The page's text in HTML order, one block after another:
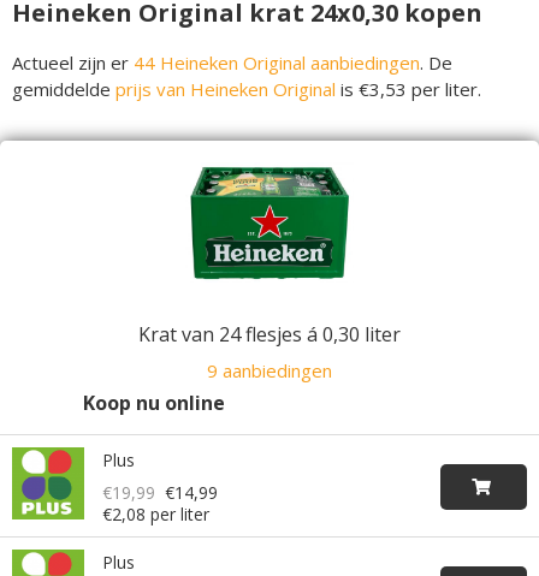
Heineken Original krat 24x0,30 kopen
Actueel zijn er 44 Heineken Original aanbiedingen. De
gemiddelde prijs van Heineken Original is €3,53 per liter.
Krat van 24 flesjes á 0,30 liter
9 aanbiedingen
Koop nu online
Plus
€19,99 €14,99
€2,08 per liter
Plus